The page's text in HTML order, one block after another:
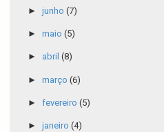
► junho (7)
► maio (5)
► abril (8)
► março (6)
► fevereiro (5)
► janeiro (4)